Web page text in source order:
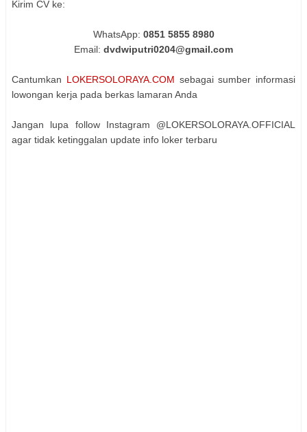
Kirim CV ke:
WhatsApp: 0851 5855 8980
Email: dvdwiputri0204@gmail.com
Cantumkan LOKERSOLORAYA.COM sebagai sumber informasi
lowongan kerja pada berkas lamaran Anda
Jangan lupa follow Instagram @LOKERSOLORAYA.OFFICIAL
agar tidak ketinggalan update info loker terbaru